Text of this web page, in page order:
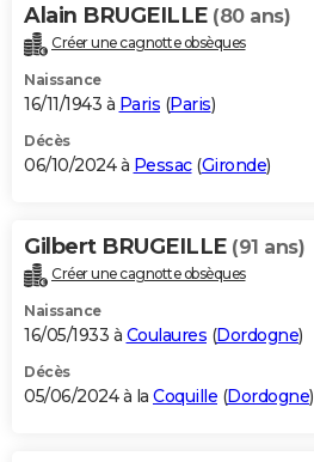
Bricolage
Lifestyle
Culture
Sport
Auto
Television
Voyage
Cinema
Alain BRUGEILLE (80 ans)
Créer une cagnotte obsèques
Naissance
16/11/1943 à Paris (Paris)
Décès
06/10/2024 à Pessac(Gironde)
Gilbert BRUGEILLE (91 ans)
Créer une cagnotte obsèques
Naissance
16/05/1933 à Coulaures (Dordogne)
Décès
05/06/2024 à la Coquille (Dordogne)